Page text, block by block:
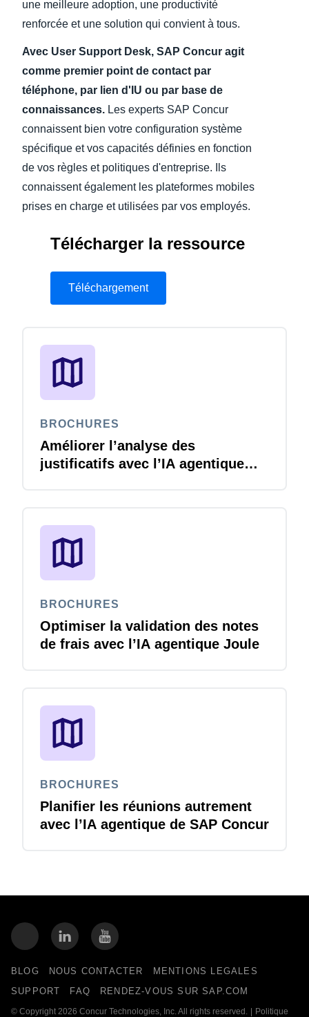
une meilleure adoption, une productivité
renforcée et une solution qui convient à tous.
Avec User Support Desk, SAP Concur agit
comme premier point de contact par
téléphone, par lien d'IU ou par base de
connaissances. Les experts SAP Concur
connaissent bien votre configuration système
spécifique et vos capacités définies en fonction
de vos règles et politiques d'entreprise. Ils
connaissent également les plateformes mobiles
prises en charge et utilisées par vos employés.
Télécharger la ressource
Téléchargement
BROCHURES
Améliorer l’analyse des
justificatifs avec l’IA agentique
BROCHURES
Optimiser la validation des notes
de frais avec l’IA agentique Joule
BROCHURES
Planifier les réunions autrement
avec l’IA agentique de SAP Concur
BLOG NOUS CONTACTER
MENTIONS LEGALES
SUPPORT
FAQ RENDEZ-VOUS SUR SAP.COM
© Copyright 2026 Concur Technologies, Inc. All rights reserved. | Politique